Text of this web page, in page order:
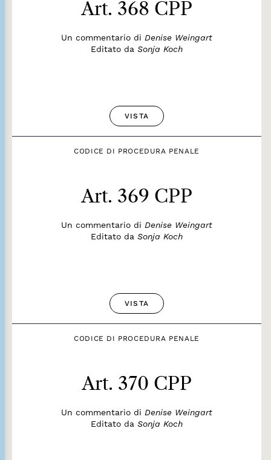
Art. 368 CPP
Un commentario di Denise Weingart
Editato da Sonja Koch
VISTA
CODICE DI PROCEDURA PENALE
Art. 369 CPP
Un commentario di Denise Weingart
Editato da Sonja Koch
VISTA
CODICE DI PROCEDURA PENALE
Art. 370 CPP
Un commentario di Denise Weingart
Editato da Sonja Koch